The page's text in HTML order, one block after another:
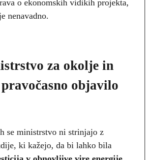
o ekonomskih vidikih projekta,
nenavadno.
za okolje in
objavilo
se ministrstvo ni strinjajo z
ki kažejo, da bi lahko bila